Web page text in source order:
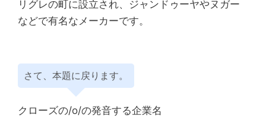
リグレの町に設立され、ジャンドゥーヤやヌガー
などで有名なメーカーです。
さて、本題に戻ります。
クローズの/o/の発音する企業名